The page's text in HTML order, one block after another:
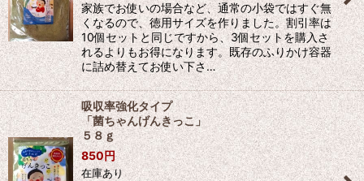
家族でお使いの場合など、通常の小袋ではすぐ無
くなるので、徳用サイズを作りました。割引率は
10個セットと同じですから、3個セットを購入さ
れるよりもお得になります。既存のふりかけ容器
に詰め替えてお使い下さ…
吸収率強化タイプ
「菌ちゃんげんきっこ」
５８ｇ
850円
在庫あり